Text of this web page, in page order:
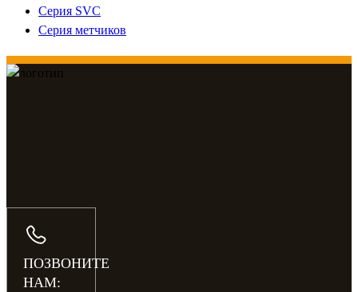
Серия SVC
Серия метчиков
ПОЗВОНИТЕ
НАМ: